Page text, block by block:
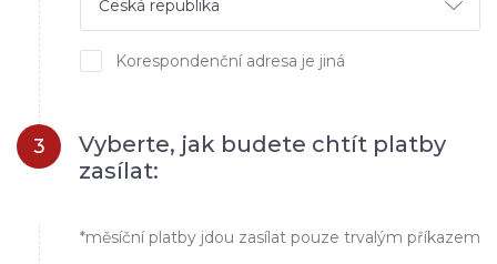
Korespondenční adresa je jiná
3
Vyberte, jak budete chtít platby
zasílat:
*měsíční platby jdou zasílat pouze trvalým příkazem